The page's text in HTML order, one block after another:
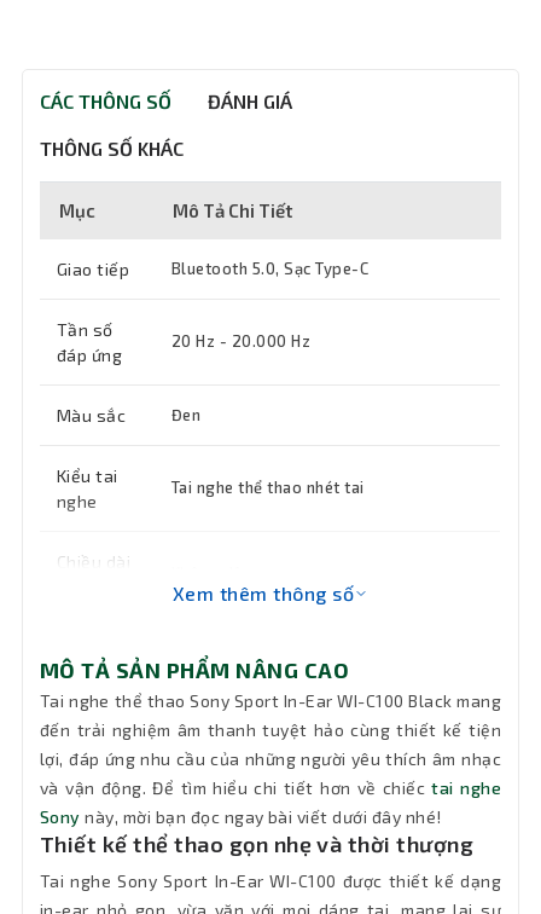
CÁC THÔNG SỐ ĐÁNH GIÁ
THÔNG SỐ KHÁC
Mục Mô Tả Chi Tiết
Giao tiếp Bluetooth 5.0, Sạc Type-C
Tần số
đáp ứng
20 Hz - 20.000 Hz
Màu sắc Đen
Kiểu tai
nghe
Tai nghe thể thao nhét tai
Chiều dài
năng
chính
Tích hợp micro, DSEE
Khối
lượng
54g
Bảo hành 12 tháng
Xem thêm thông số
MÔ TẢ SẢN PHẨM NÂNG CAO
Tai nghe thể thao Sony Sport In-Ear WI-C100 Black mang
đến trải nghiệm âm thanh tuyệt hảo cùng thiết kế tiện
lợi, đáp ứng nhu cầu của những người yêu thích âm nhạc
và vận động. Để tìm hiểu chi tiết hơn về chiếctai nghe
Sony này, mời bạn đọc ngay bài viết dưới đây nhé!
Thiết kế thể thao gọn nhẹ và thời thượng
Tai nghe Sony Sport In-Ear WI-C100 được thiết kế dạng
in-ear nhỏ gọn, vừa vặn với mọi dáng tai, mang lại sự